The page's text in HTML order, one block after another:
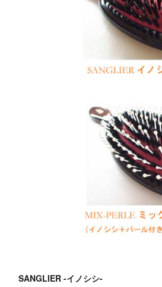
SANGLIER -イノシシ-